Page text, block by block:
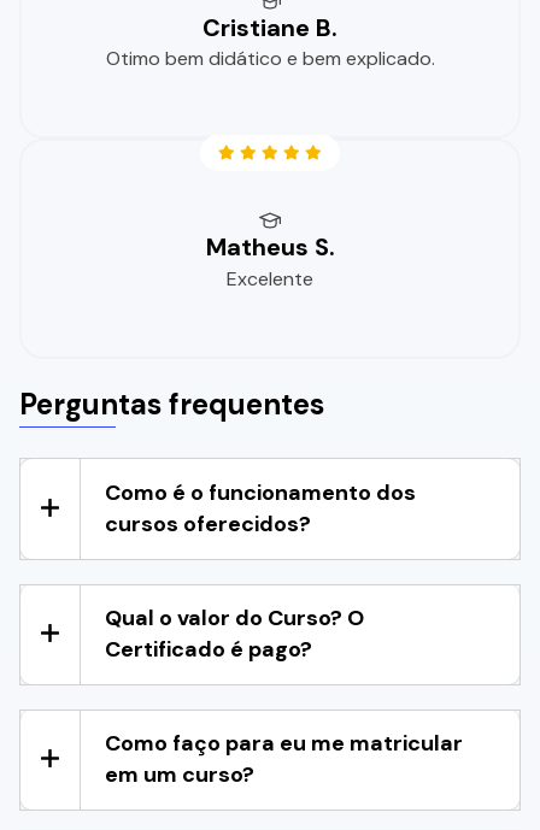
Cristiane B.
Otimo bem didático e bem explicado.
Matheus S.
Excelente
Perguntas frequentes
Como é o funcionamento dos
cursos oferecidos?
Qual o valor do Curso? O
Certificado é pago?
Como faço para eu me matricular
em um curso?